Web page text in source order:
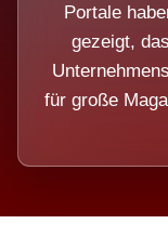
Portale
gezeigt,
für große